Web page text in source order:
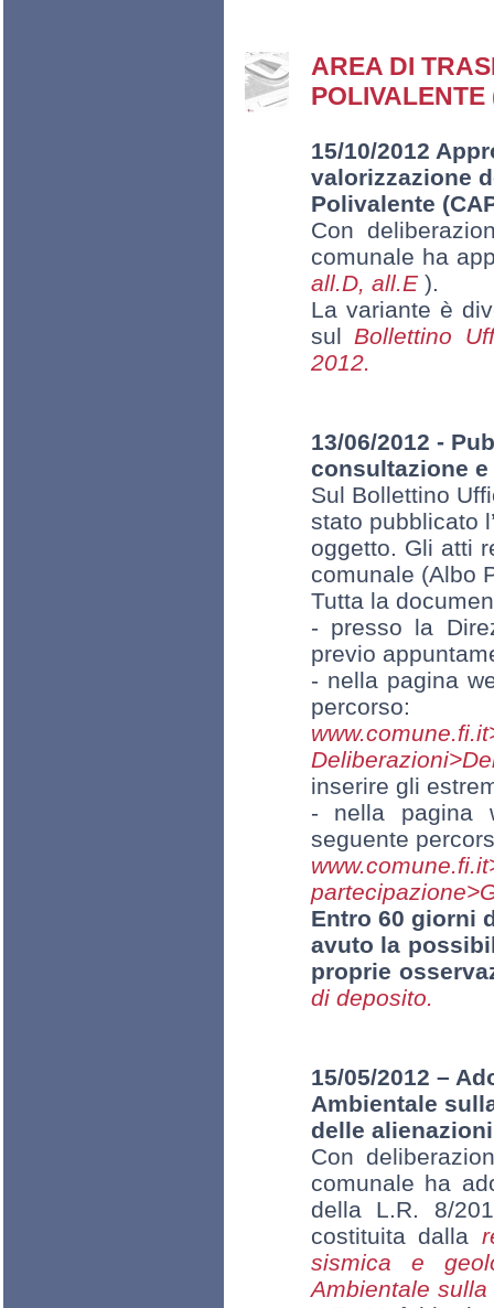
AREA DI
15/10/2012
valorizzazione
Polivalente
Con
comunale ha
all.D, all.E).
La variante è
sul Bollettino
2012.
13/06/2012 -
consultazione
Sul Bollettino
stato pubblicato
oggetto. Gli atti
comunale (Albo
Tutta la
- presso la
previo
- nella pagina
percorso:
inserire gli
- nella pagina
seguente
Entro 60 giorni
avuto la
proprie
di deposito.
15/05/2012 –
Ambientale
delle
Con
comunale ha
della L.R. 8/
costituita dalla
sismica e
Ambientale